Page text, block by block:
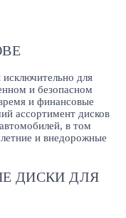
для
и безопасном
и финансовые
ассортимент дисков
в том
и внедорожные
ДИСКИ ДЛЯ